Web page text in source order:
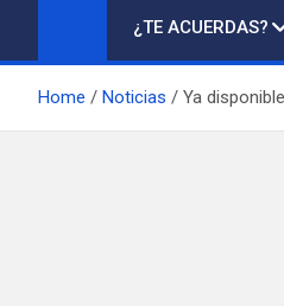
¿TE ACUERDAS?
Home Noticias Ya